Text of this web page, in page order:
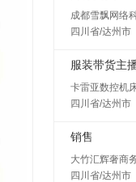
成都雪飘网络
四川省/达州市
服装带货主
卡雷亚数控机
四川省/达州市
销售
大竹汇辉奢商
四川省/达州市